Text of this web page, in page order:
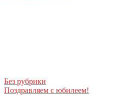
Без рубрики
Поздравляем с юбилеем!